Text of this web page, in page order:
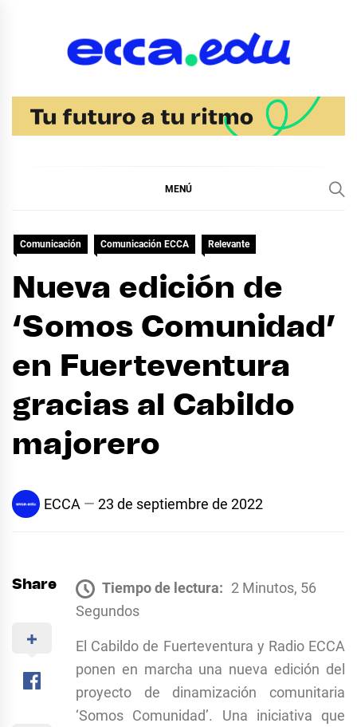
MENÚ
Comunicación Comunicación ECCA Relevante
Nueva edición de
‘Somos Comunidad’
en Fuerteventura
gracias al Cabildo
majorero
ECCA 23 de septiembre de 2022
Share Tiempo de lectura: 2 Minutos, 56
Segundos
El Cabildo de Fuerteventura y Radio ECCA
ponen en marcha una nueva edición del
proyecto de dinamización comunitaria
‘Somos Comunidad’. Una iniciativa que